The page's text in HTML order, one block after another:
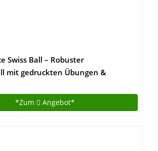
Swiss Ball – Robuster
mit gedruckten Übungen &
& Pilates. Auch als Sitzball
*Zum Angebot*